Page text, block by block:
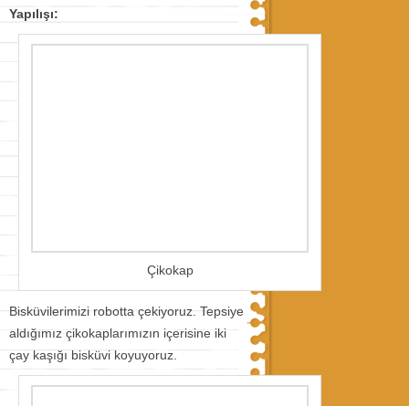
Yapılışı:
Çikokap
Bisküvilerimizi robotta çekiyoruz. Tepsiye
aldığımız çikokaplarımızın içerisine iki
çay kaşığı bisküvi koyuyoruz.